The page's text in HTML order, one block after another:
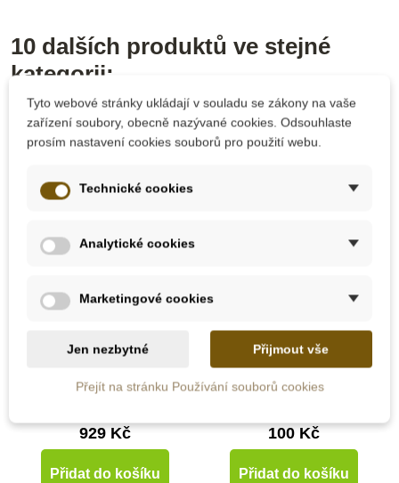
10 dalších produktů ve stejné
kategorii:
Skladem u
Nienhuis - Mapa
929 Kč
Přidat do košíku
Moyo Montessori
Kontrolní mapa -
Evropa Nová - bez
100 Kč
Přidat do košíku
Tyto webové stránky ukládají v souladu se zákony na vaše
zařízení soubory, obecně nazývané cookies. Odsouhlaste
prosím nastavení cookies souborů pro použití webu.
Technické cookies
Analytické cookies
Marketingové cookies
Jen nezbytné Přijmout vše
Přejít na stránku Používání souborů cookies